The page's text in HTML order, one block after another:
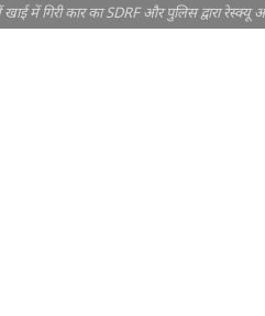
में गिरी कार का SDRF और पुलिस द्वारा रेस्क्यू